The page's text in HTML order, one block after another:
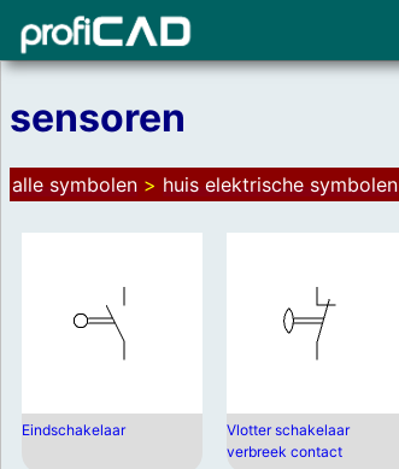
sensoren
alle symbolen > huis elektrische symbolen
Eindschakelaar
Vlotter schakelaar
verbreek contact